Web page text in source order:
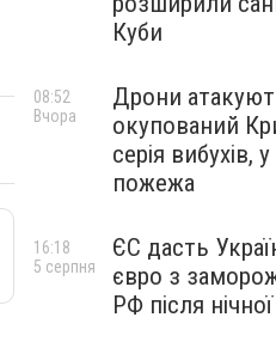
Куби
Дрони
окупований
серія вибухів,
пожежа
08:52
Вчора
ЄС дасть
євро з
РФ після
16:18
5 серпня